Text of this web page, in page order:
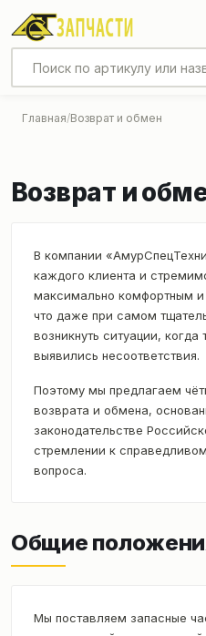
Главная Возврат и обмен
Возврат и
В компании
каждого клиента и
максимально комфортным
что даже при самом
возникнуть ситуации,
выявились несоответствия.
Поэтому мы предлагаем
возврата и обмена,
законодательстве
стремлении к
вопроса.
Общие
Мы поставляем запасные